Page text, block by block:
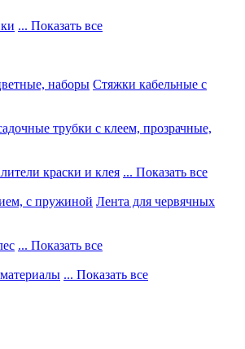
... Показать все
наборы Стяжки кабельные с
трубки с клеем, прозрачные,
краски и клея ... Показать все
с пружиной Лента для червячных
... Показать все
... Показать все